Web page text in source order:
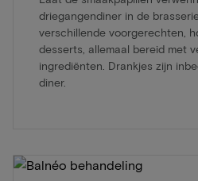
driegangendiner in de
verschillende voorgerechten,
desserts, allemaal bereid met
ingrediënten. Drankjes zijn
diner.